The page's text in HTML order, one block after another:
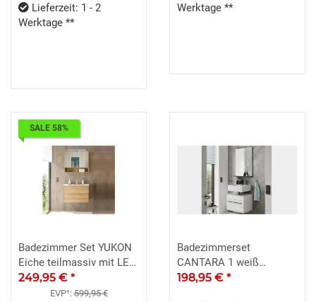
Lieferzeit: 1 - 2
Werktage **
Werktage **
SALE 58%
Badezimmer Set YUKON
Eiche teilmassiv mit LED
2-teilig
249,95 € *
EVP¹:599,95 €
Badezimmerset
CANTARA 1 weiß
Hochglanz Spiegel
198,95 € *